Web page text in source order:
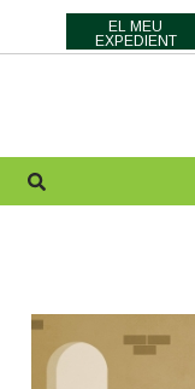
EL MEU
EXPEDIENT